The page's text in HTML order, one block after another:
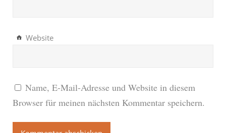
Website
Name, E-Mail-Adresse und Website in diesem
Browser für meinen nächsten Kommentar speichern.